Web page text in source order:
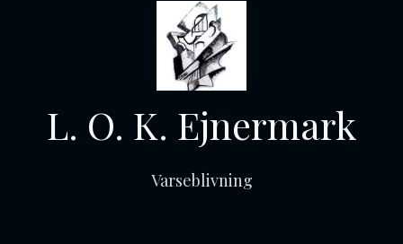
L. O. K. Ejnermark
Varseblivning